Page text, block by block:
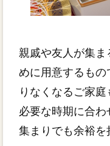
親戚や友人が集
めに用意するもの
りなくなるご家
必要な時期に合
集まりでも余裕を